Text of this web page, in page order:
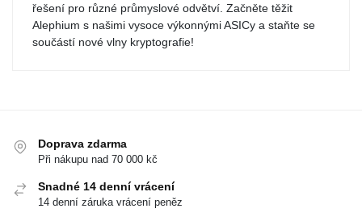
řešení pro různé průmyslové odvětví. Začněte těžit
Alephium s našimi vysoce výkonnými ASICy a staňte se
součástí nové vlny kryptografie!
Doprava zdarma
Při nákupu nad 70 000 kč
Snadné 14 denní vrácení
14 denní záruka vrácení peněz